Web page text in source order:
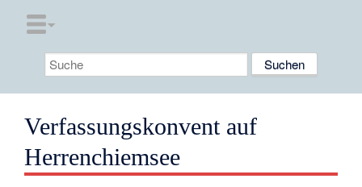
Verfassungskonvent auf
Herrenchiemsee